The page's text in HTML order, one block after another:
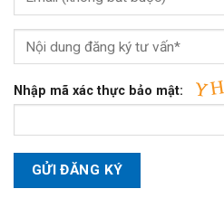
Nhập mã xác thực bảo mật: